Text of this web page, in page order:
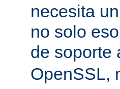
necesita
no solo
de soporte
OpenSSL,